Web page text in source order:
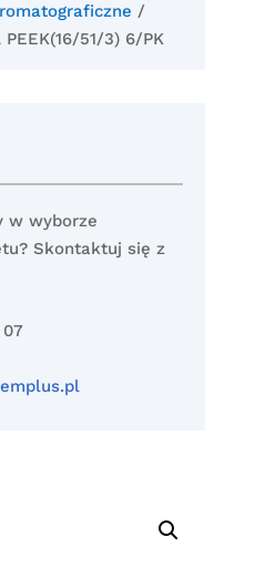
/
51/3) 6/PK
w wyborze
Skontaktuj się z